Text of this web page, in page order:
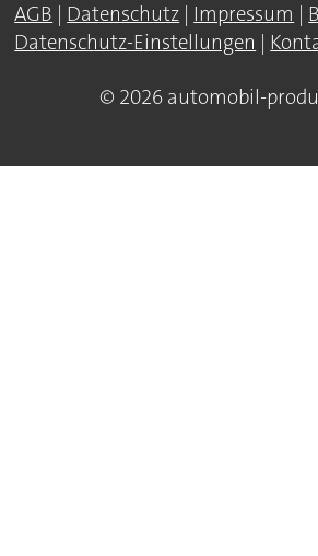
AGB | Datenschutz | Impressum |
Datenschutz-Einstellungen |
© 2026 automobil-